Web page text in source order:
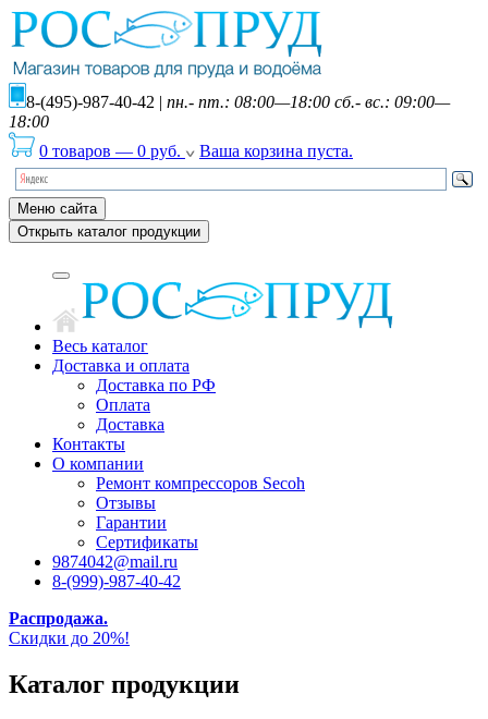
8-(495)-987-40-42 | пн.- пт.: 08:00—18:00 сб.- вс.: 09:00—
18:00
0 товаров — 0 руб. Ваша корзина пуста.
Меню сайта
Открыть каталог продукции
Весь каталог
Доставка и оплата
Доставка по РФ
Оплата
Доставка
Контакты
О компании
Ремонт компрессоров Secoh
Отзывы
Гарантии
Сертификаты
9874042@mail.ru
8-(999)-987-40-42
Распродажа.
Скидки до 20%!
Каталог продукции